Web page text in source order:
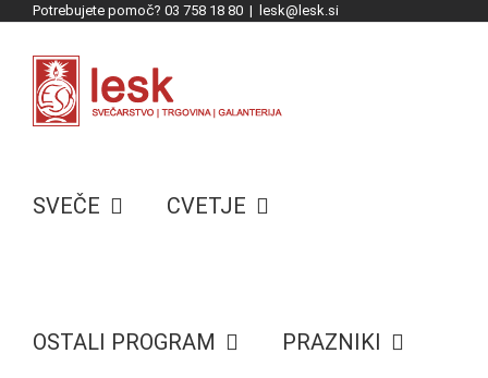
content
Potrebujete pomoč? 03 758 18 80 | lesk@lesk.si
SVEČE CVETJE
OSTALI PROGRAM PRAZNIKI